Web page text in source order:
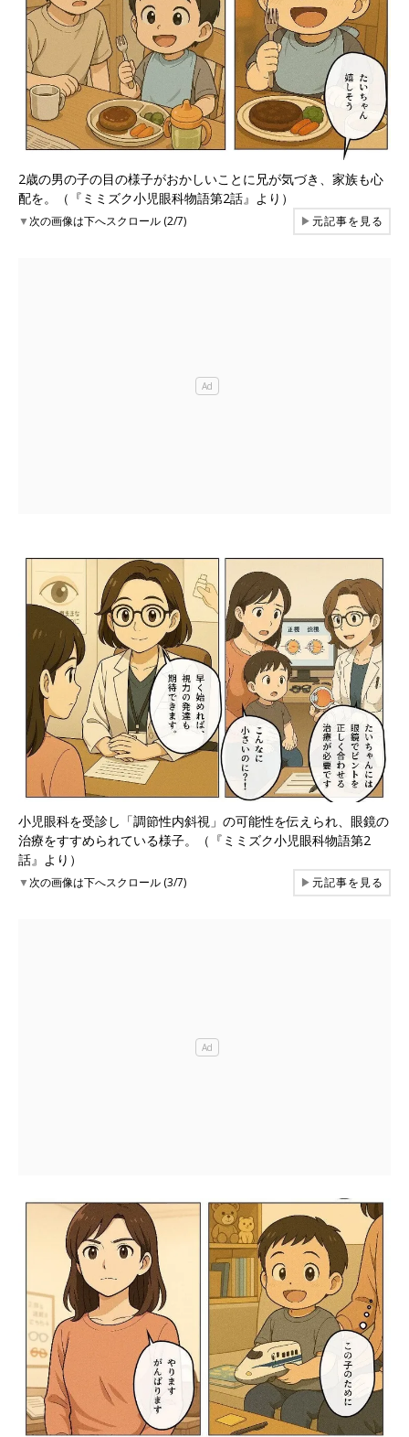
2歳の男の子の目の様子がおかしいことに兄が気づき、家族も心
配を。（『ミミズク小児眼科物語第2話』より）
▼次の画像は下へスクロール (2/7) ▶元記事を見る
小児眼科を受診し「調節性内斜視」の可能性を伝えられ、眼鏡の
治療をすすめられている様子。（『ミミズク小児眼科物語第2
話』より）
▼次の画像は下へスクロール (3/7) ▶元記事を見る